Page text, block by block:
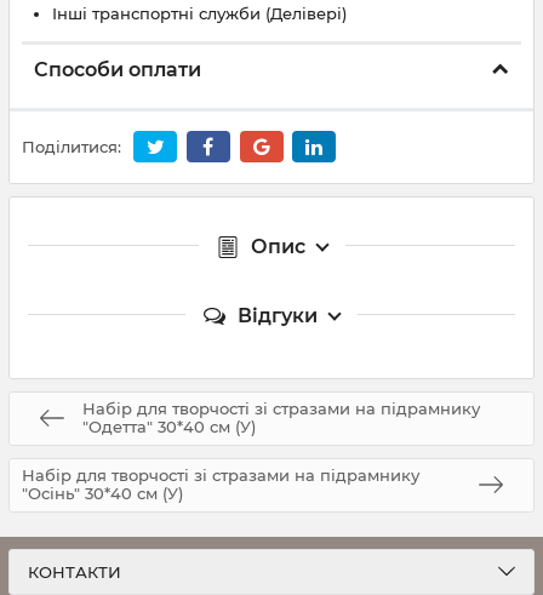
Інші транспортні служби (Делівері)
Способи оплати
Поділитися:
Опис
Відгуки
Набір для творчості зі стразами на підрамнику
"Одетта" 30*40 см (У)
Набір для творчості зі стразами на підрамнику
"Осінь" 30*40 см (У)
КОНТАКТИ